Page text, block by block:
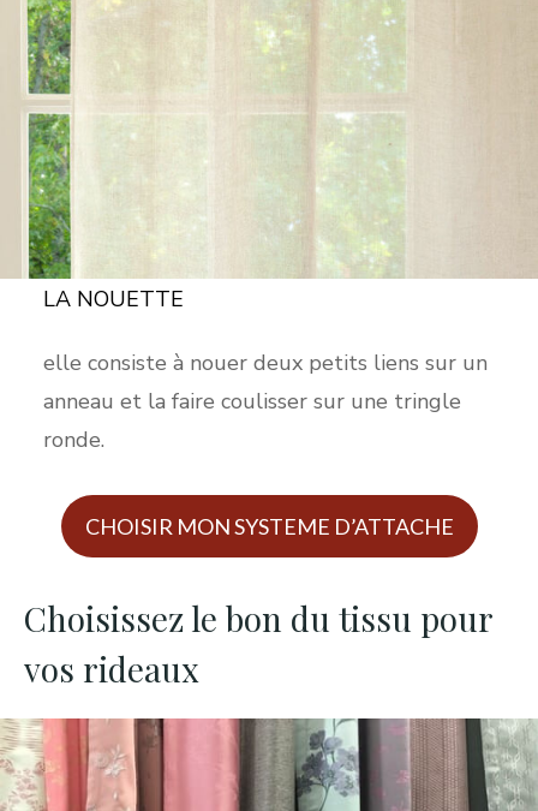
LA NOUETTE
elle consiste à nouer deux petits liens sur un
anneau et la faire coulisser sur une tringle
ronde.
CHOISIR MON SYSTEME D’ATTACHE
Choisissez le bon du tissu pour
vos rideaux